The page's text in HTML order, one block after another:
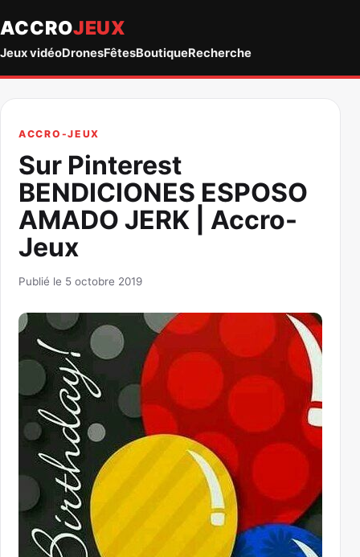
ACCROJEUX
Jeux vidéoDronesFêtesBoutiqueRecherche
ACCRO-JEUX
Sur Pinterest
BENDICIONES ESPOSO
AMADO JERK | Accro-
Jeux
Publié le 5 octobre 2019